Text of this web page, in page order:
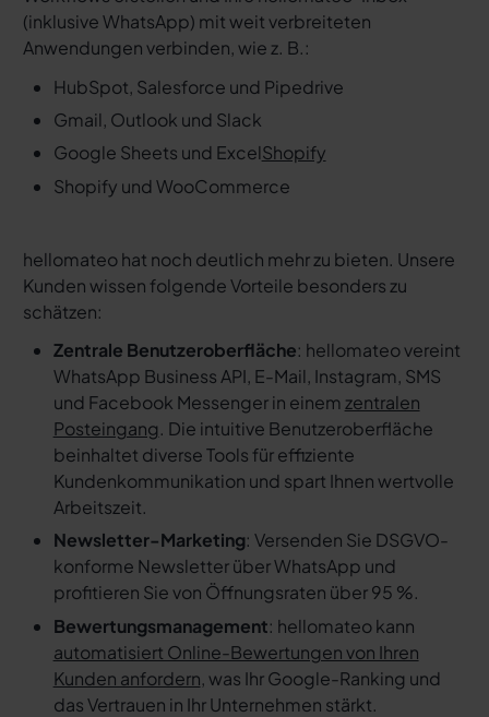
(inklusive WhatsApp) mit weit verbreiteten
Anwendungen verbinden, wie z. B.:
HubSpot, Salesforce und Pipedrive
Gmail, Outlook und Slack
Google Sheets und ExcelShopify
Shopify und WooCommerce
hellomateo hat noch deutlich mehr zu bieten. Unsere
Kunden wissen folgende Vorteile besonders zu
schätzen:
Zentrale Benutzeroberfläche: hellomateo vereint
WhatsApp Business API, E-Mail, Instagram, SMS
und Facebook Messenger in einem zentralen
Posteingang. Die intuitive Benutzeroberfläche
beinhaltet diverse Tools für effiziente
Kundenkommunikation und spart Ihnen wertvolle
Arbeitszeit.
Newsletter-Marketing: Versenden Sie DSGVO-
konforme Newsletter über WhatsApp und
profitieren Sie von Öffnungsraten über 95 %.
Bewertungsmanagement: hellomateo kann
automatisiert Online-Bewertungen von Ihren
Kunden anfordern, was Ihr Google-Ranking und
das Vertrauen in Ihr Unternehmen stärkt.